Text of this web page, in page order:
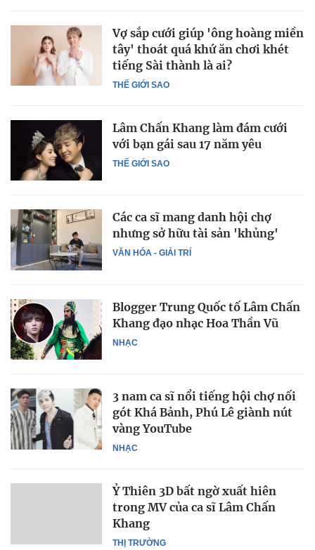
THẾ GIỚI SAO
Vợ sắp cưới giúp 'ông hoàng miền
tây' thoát quá khứ ăn chơi khét
tiếng Sài thành là ai?
THẾ GIỚI SAO
Lâm Chấn Khang làm đám cưới
với bạn gái sau 17 năm yêu
VĂN HÓA - GIẢI TRÍ
Các ca sĩ mang danh hội chợ
nhưng sở hữu tài sản 'khủng'
NHẠC
Blogger Trung Quốc tố Lâm Chấn
Khang đạo nhạc Hoa Thần Vũ
NHẠC
3 nam ca sĩ nổi tiếng hội chợ nối
gót Khá Bảnh, Phú Lê giành nút
vàng YouTube
THỊ TRƯỜNG
Ỷ Thiên 3D bất ngờ xuất hiên
trong MV của ca sĩ Lâm Chấn
Khang